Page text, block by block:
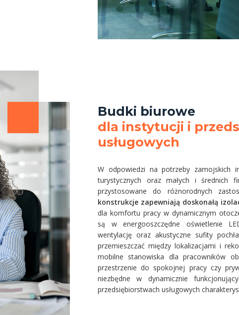
Budki biurowe
dla instytucji i
usługowych
W odpowiedzi na potrzeby zamojskich
turystycznych oraz małych i średnich
przystosowane do różnorodnych
konstrukcje zapewniają doskonałą
dla komfortu pracy w dynamicznym
są w energooszczędne oświetlenie
wentylację oraz akustyczne sufity
przemieszczać między lokalizacjami i
mobilne stanowiska dla pracowników
przestrzenie do spokojnej pracy czy
niezbędne w dynamicznie
przedsiębiorstwach usługowych